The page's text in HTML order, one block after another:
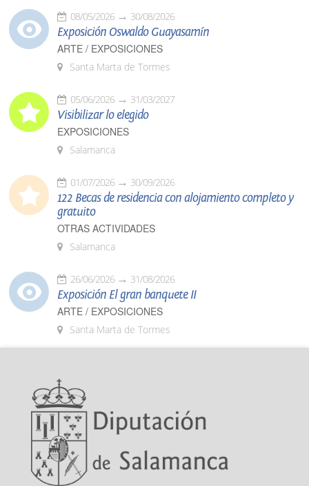
08/05/2026 30/08/2026
Exposición Oswaldo Guayasamín
ARTE / EXPOSICIONES
Santa Marta de Tormes
05/06/2026 31/03/2027
Visibilizar lo elegido
EXPOSICIONES
Salamanca
01/07/2026 30/09/2026
122 Becas de residencia con alojamiento completo y
gratuito
OTRAS ACTIVIDADES
Salamanca
26/06/2026 31/08/2026
Exposición El gran banquete II
ARTE / EXPOSICIONES
Santa Marta de Tormes